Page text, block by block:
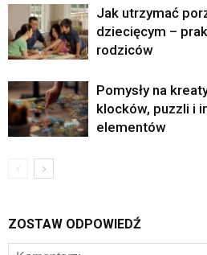
Jak utrzymać
dziecięcym –
rodziców
Pomysły na
klocków, puzzli i
elementów
ZOSTAW ODPOWIEDŹ